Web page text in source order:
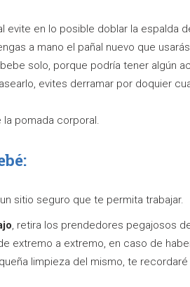
evite en lo posible doblar la espalda
a mano el pañal nuevo que
solo, porque podría tener algún
evites derramar por doquier
pomada corporal.
sitio seguro que te permita trabajar.
, retira los prendedores pegajosos
extremo a extremo, en caso de
limpieza del mismo, te